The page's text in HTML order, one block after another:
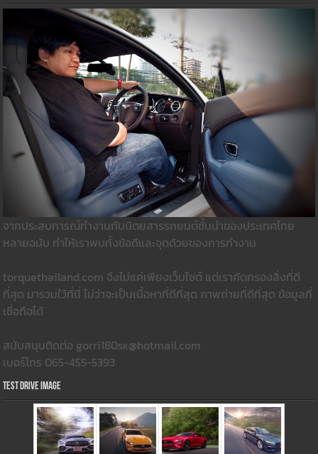
จากประสบการณ์ทำงานกับนิตยสารรถยนต์ชั้นนำของประเทศไทย
หลายฉบับ ทำให้เราพบทั้งข้อดีและจุดด้วยของการทำงาน
torquethailand.com จึงไม่แค่เพียงเว็บไซต์ แต่เราคัดกรองสิ่งที่ดี
ที่สุด มารวมใว้ที่นี่ ไม่ว่าจะเป็นเนื้อหาที่ดีที่สุด ภาพถ่ายที่ดีที่สุด ข้อมูลที่
เชื่อถือได้
สนับสนุนติดต่อ gorri180sx@hotmail.com
เบอร์โทร 065-455-5393
Test Drive Image